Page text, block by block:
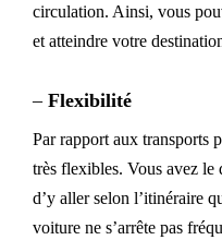
circulation. Ainsi, vous
et atteindre votre
– Flexibilité
Par rapport aux transports
très flexibles. Vous avez
d’y aller selon l’itinéraire
voiture ne s’arrête pas